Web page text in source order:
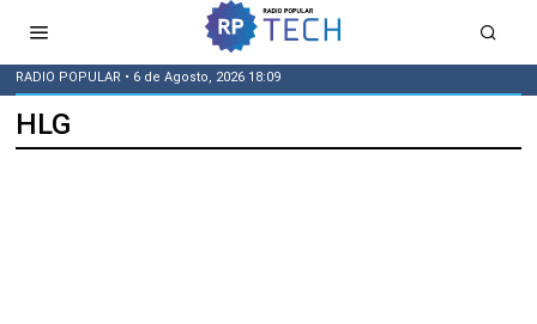
RADIO POPULAR • 6 de Agosto, 2026 18:09
HLG